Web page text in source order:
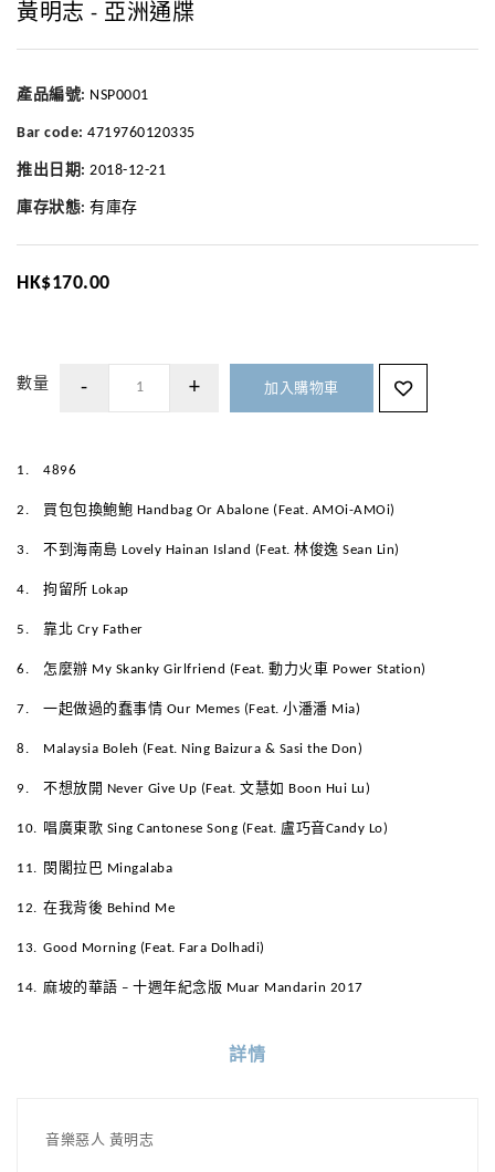
黃明志 - 亞洲通牒
產品編號: NSP0001
Bar code: 4719760120335
推出日期: 2018-12-21
庫存狀態: 有庫存
HK$170.00
數量 加入購物車
1. 4896
2. 買包包換鮑鮑 Handbag Or Abalone (Feat. AMOi-AMOi)
3. 不到海南島 Lovely Hainan Island (Feat. 林俊逸 Sean Lin)
4. 拘留所 Lokap
5. 靠北 Cry Father
6. 怎麼辦 My Skanky Girlfriend (Feat. 動力火車 Power Station)
7. 一起做過的蠢事情 Our Memes (Feat. 小潘潘 Mia)
8. Malaysia Boleh (Feat. Ning Baizura & Sasi the Don)
9. 不想放開 Never Give Up (Feat. 文慧如 Boon Hui Lu)
10. 唱廣東歌 Sing Cantonese Song (Feat. 盧巧音Candy Lo)
11. 閔閣拉巴 Mingalaba
12. 在我背後 Behind Me
13. Good Morning (Feat. Fara Dolhadi)
14. 麻坡的華語 – 十週年紀念版 Muar Mandarin 2017
詳情
音樂惡人 黃明志